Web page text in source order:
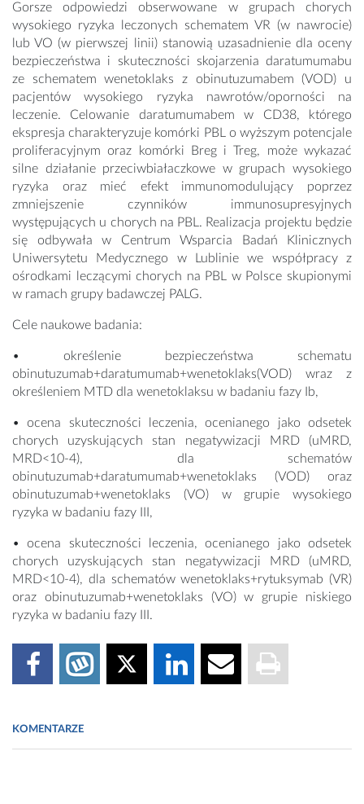
Gorsze odpowiedzi obserwowane w grupach chorych
wysokiego ryzyka leczonych schematem VR (w nawrocie)
lub VO (w pierwszej linii) stanowią uzasadnienie dla oceny
bezpieczeństwa i skuteczności skojarzenia daratumumabu
ze schematem wenetoklaks z obinutuzumabem (VOD) u
pacjentów wysokiego ryzyka nawrotów/oporności na
leczenie. Celowanie daratumumabem w CD38, którego
ekspresja charakteryzuje komórki PBL o wyższym potencjale
proliferacyjnym oraz komórki Breg i Treg, może wykazać
silne działanie przeciwbiałaczkowe w grupach wysokiego
ryzyka oraz mieć efekt immunomodulujący poprzez
zmniejszenie czynników immunosupresyjnych
występujących u chorych na PBL. Realizacja projektu będzie
się odbywała w Centrum Wsparcia Badań Klinicznych
Uniwersytetu Medycznego w Lublinie we współpracy z
ośrodkami leczącymi chorych na PBL w Polsce skupionymi
w ramach grupy badawczej PALG.
Cele naukowe badania:
• określenie bezpieczeństwa schematu
obinutuzumab+daratumumab+wenetoklaks(VOD) wraz z
określeniem MTD dla wenetoklaksu w badaniu fazy Ib,
• ocena skuteczności leczenia, ocenianego jako odsetek
chorych uzyskujących stan negatywizacji MRD (uMRD,
MRD<10-4), dla schematów
obinutuzumab+daratumumab+wenetoklaks (VOD) oraz
obinutuzumab+wenetoklaks (VO) w grupie wysokiego
ryzyka w badaniu fazy III,
• ocena skuteczności leczenia, ocenianego jako odsetek
chorych uzyskujących stan negatywizacji MRD (uMRD,
MRD<10-4), dla schematów wenetoklaks+rytuksymab (VR)
oraz obinutuzumab+wenetoklaks (VO) w grupie niskiego
ryzyka w badaniu fazy III.
KOMENTARZE